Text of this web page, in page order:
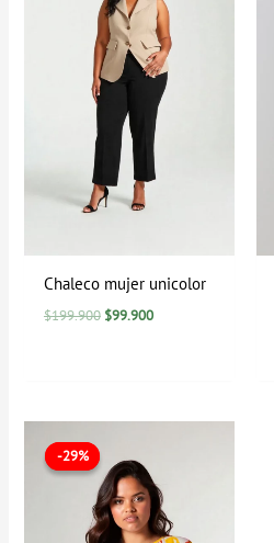
Chaleco mujer unicolor
$199.900 $99.900
-29%
-29% precio
original
era:
$84.900.
actual
es:
$59.900.